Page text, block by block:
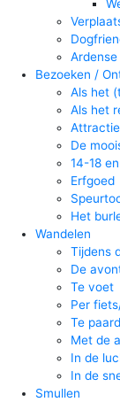
Bezoeken /
Als het
Als het
De
14-18
Erfgoed
Het
Wandelen
Tijdens
De
Te voet
Per
Te
Met de
In de
In de
Smullen